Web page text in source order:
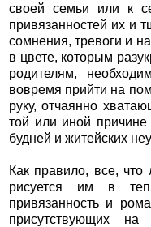
своей семьи или к
привязанностей их и
сомнения, тревоги и
в цвете, которым
родителям,
вовремя прийти на
руку, отчаянно
той или иной
будней и житейских
Как правило, все, что
рисуется им в
привязанность и
присутствующих